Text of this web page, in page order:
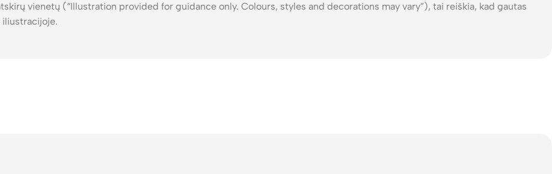
vienetų (“Illustration provided for guidance only. Colours, styles and decorations may vary”), tai reiškia, kad gautas